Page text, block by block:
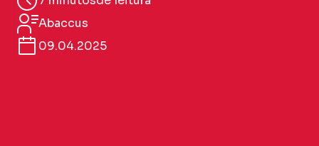
Abaccus
09.04.2025